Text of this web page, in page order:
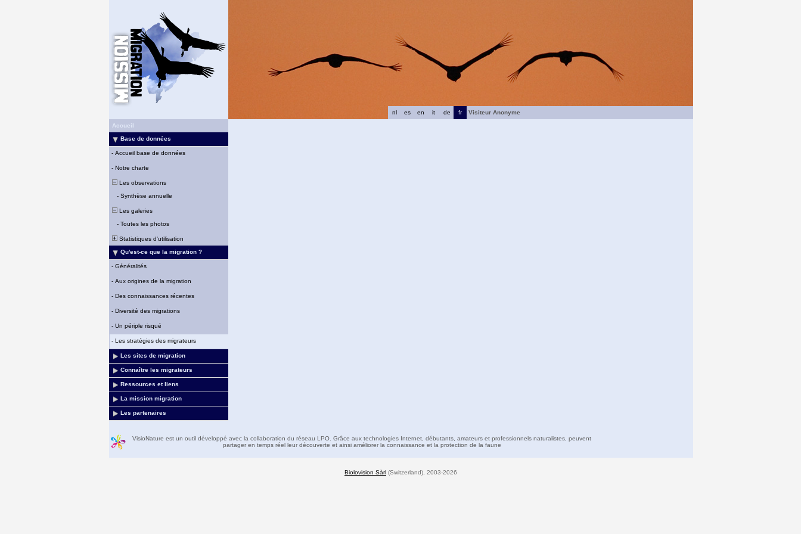
fr
de
it
en
es
nl
Visiteur Anonyme
Accueil
Base de données
- Accueil base de données
- Notre charte
Les observations
- Synthèse annuelle
Les galeries
- Toutes les photos
Statistiques d'utilisation
Qu'est-ce que la migration ?
- Généralités
- Aux origines de la migration
- Des connaissances récentes
- Diversité des migrations
- Un périple risqué
- Les stratégies des migrateurs
Les sites de migration
Connaître les migrateurs
Ressources et liens
La mission migration
Les partenaires
VisioNature est un outil développé avec la collaboration du réseau LPO. Grâce aux technologies Internet, débutants, amateurs et professionnels naturalistes, peuvent
partager en temps réel leur découverte et ainsi améliorer la connaissance et la protection de la faune
Biolovision Sàrl (Switzerland), 2003-2026